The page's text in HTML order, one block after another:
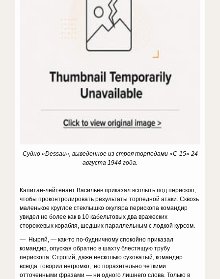
Судно «Dessau», выведенное из строя торпедами «С-15» 24
августа 1944 года.
Капитан-лейтенант Васильев приказал всплыть под перископ,
чтобы проконтролировать результаты торпедной атаки. Сквозь
маленькое круглое стеклышко окуляра перископа командир
увидел не более как в 10 кабельтовых два вражеских
сторожевых корабля, шедших параллельным с лодкой курсом.
— Ныряй, — как-то по-будничному спокойно приказал
командир, опуская обратно в шахту блестящую трубу
перископа. Строгий, даже несколько суховатый, командир
всегда говорил негромко, но поразительно четкими
отточенными фразами — ни одного лишнего слова. Только в